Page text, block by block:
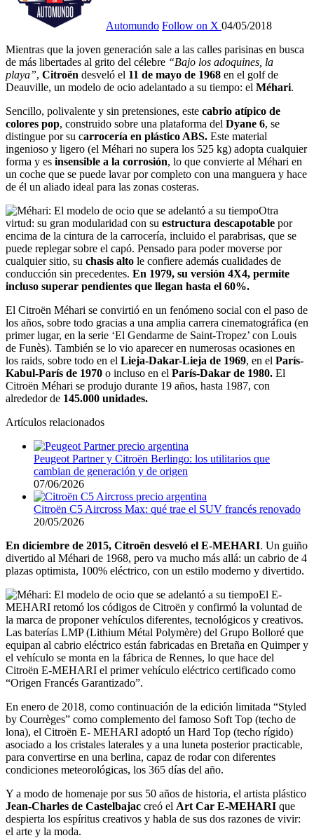
Automundo Follow on X 04/05/2018
Mientras que la joven generación sale a las calles parisinas en busca
de más libertades al grito del célebre “Bajo los adoquines, la
playa”, Citroën desveló el 11 de mayo de 1968 en el golf de
Deauville, un modelo de ocio adelantado a su tiempo: el Méhari.
Sencillo, polivalente y sin pretensiones, este cabrio atípico de
colores pop, construido sobre una plataforma del Dyane 6, se
distingue por su carrocería en plástico ABS. Este material
ingenioso y ligero (el Méhari no supera los 525 kg) adopta cualquier
forma y es insensible a la corrosión, lo que convierte al Méhari en
un coche que se puede lavar por completo con una manguera y hace
de él un aliado ideal para las zonas costeras.
Otra
virtud: su gran modularidad con su estructura descapotable por
encima de la cintura de la carrocería, incluido el parabrisas, que se
puede replegar sobre el capó. Pensado para poder moverse por
cualquier sitio, su chasis alto le confiere además cualidades de
conducción sin precedentes. En 1979, su versión 4X4, permite
incluso superar pendientes que llegan hasta el 60%.
El Citroën Méhari se convirtió en un fenómeno social con el paso de
los años, sobre todo gracias a una amplia carrera cinematográfica (en
primer lugar, en la serie ‘El Gendarme de Saint-Tropez’ con Louis
de Funès). También se lo vio aparecer en numerosas ocasiones en
los raids, sobre todo en el Lieja-Dakar-Lieja de 1969, en el París-
Kabul-París de 1970 o incluso en el París-Dakar de 1980. El
Citroën Méhari se produjo durante 19 años, hasta 1987, con
alrededor de 145.000 unidades.
Artículos relacionados
Peugeot Partner y Citroën Berlingo: los utilitarios que
cambian de generación y de origen
07/06/2026
Citroën C5 Aircross Max: qué trae el SUV francés renovado
20/05/2026
En diciembre de 2015, Citroën desveló el E-MEHARI. Un guiño
divertido al Méhari de 1968, pero va mucho más allá: un cabrio de 4
plazas optimista, 100% eléctrico, con un estilo moderno y divertido.
El E-
MEHARI retomó los códigos de Citroën y confirmó la voluntad de
la marca de proponer vehículos diferentes, tecnológicos y creativos.
Las baterías LMP (Lithium Métal Polymère) del Grupo Bolloré que
equipan al cabrio eléctrico están fabricadas en Bretaña en Quimper y
el vehículo se monta en la fábrica de Rennes, lo que hace del
Citroën E-MEHARI el primer vehículo eléctrico certificado como
“Origen Francés Garantizado”.
En enero de 2018, como continuación de la edición limitada “Styled
by Courrèges” como complemento del famoso Soft Top (techo de
lona), el Citroën E- MEHARI adoptó un Hard Top (techo rígido)
asociado a los cristales laterales y a una luneta posterior practicable,
para convertirse en una berlina, capaz de rodar con diferentes
condiciones meteorológicas, los 365 días del año.
Y a modo de homenaje por sus 50 años de historia, el artista plástico
Jean-Charles de Castelbajac creó el Art Car E-MEHARI que
despierta los espíritus creativos y habla de sus dos razones de vivir:
el arte y la moda.